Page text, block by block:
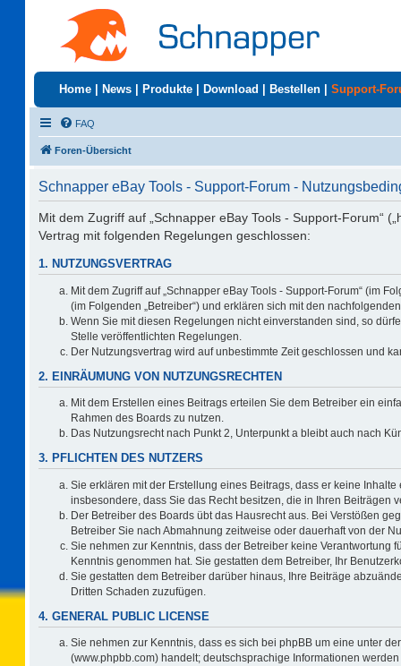
Home News Produkte Download Bestellen Support-
FAQ
Foren-Übersicht
Schnapper eBay Tools - Support-Forum -
Mit dem Zugriff auf „Schnapper eBay Tools - Support-Forum“
Vertrag mit folgenden Regelungen geschlossen:
1. NUTZUNGSVERTRAG
Mit dem Zugriff auf „Schnapper eBay Tools - Support-Forum“ (im
(im Folgenden „Betreiber“) und erklären sich mit den
Wenn Sie mit diesen Regelungen nicht einverstanden sind, so
Stelle veröffentlichten Regelungen.
Der Nutzungsvertrag wird auf unbestimmte Zeit geschlossen und
2. EINRÄUMUNG VON NUTZUNGSRECHTEN
Mit dem Erstellen eines Beitrags erteilen Sie dem Betreiber ein
Rahmen des Boards zu nutzen.
Das Nutzungsrecht nach Punkt 2, Unterpunkt a bleibt auch nach
3. PFLICHTEN DES NUTZERS
Sie erklären mit der Erstellung eines Beitrags, dass er keine
insbesondere, dass Sie das Recht besitzen, die in Ihren Beiträgen
Der Betreiber des Boards übt das Hausrecht aus. Bei Verstößen
Betreiber Sie nach Abmahnung zeitweise oder dauerhaft von der
Sie nehmen zur Kenntnis, dass der Betreiber keine Verantwortung
Kenntnis genommen hat. Sie gestatten dem Betreiber, Ihr
Sie gestatten dem Betreiber darüber hinaus, Ihre Beiträge
Dritten Schaden zuzufügen.
4. GENERAL PUBLIC LICENSE
Sie nehmen zur Kenntnis, dass es sich bei phpBB um eine unter der
(www.phpbb.com) handelt; deutschsprachige Informationen